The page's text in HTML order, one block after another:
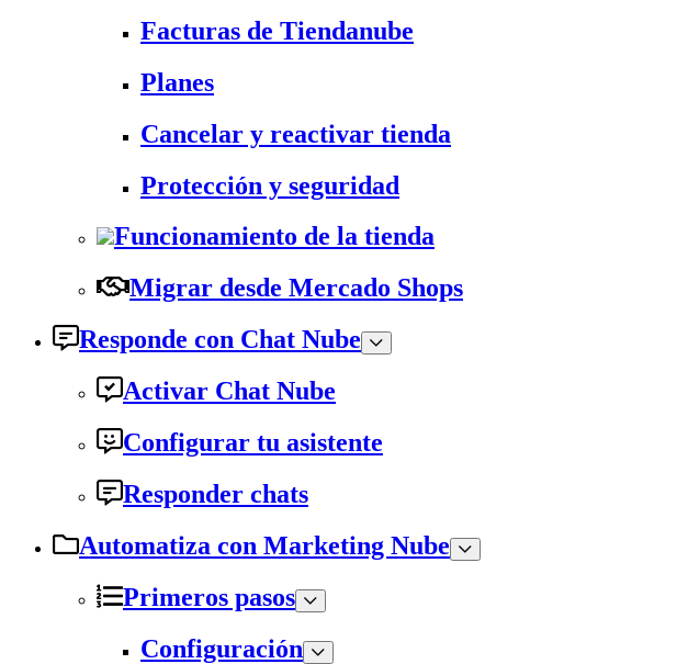
Facturas de Tiendanube
Planes
Cancelar y reactivar tienda
Protección y seguridad
Funcionamiento de la tienda
Migrar desde Mercado Shops
Responde con Chat Nube
Activar Chat Nube
Configurar tu asistente
Responder chats
Automatiza con Marketing Nube
Primeros pasos
Configuración